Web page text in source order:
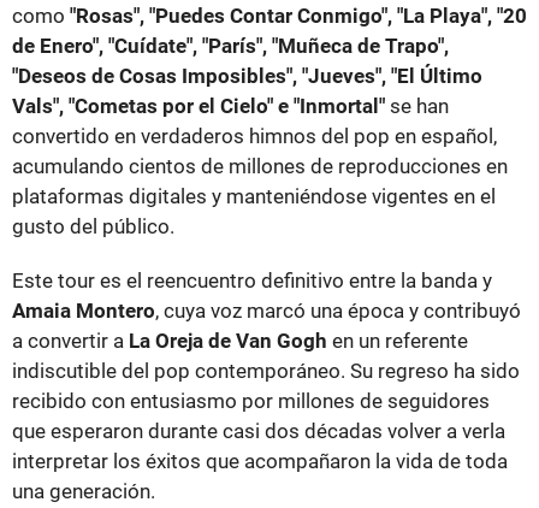
como "Rosas", "Puedes Contar Conmigo", "La Playa", "20
de Enero", "Cuídate", "París", "Muñeca de Trapo",
"Deseos de Cosas Imposibles", "Jueves", "El Último
Vals", "Cometas por el Cielo" e "Inmortal" se han
convertido en verdaderos himnos del pop en español,
acumulando cientos de millones de reproducciones en
plataformas digitales y manteniéndose vigentes en el
gusto del público.
Este tour es el reencuentro definitivo entre la banda y
Amaia Montero, cuya voz marcó una época y contribuyó
a convertir a La Oreja de Van Gogh en un referente
indiscutible del pop contemporáneo. Su regreso ha sido
recibido con entusiasmo por millones de seguidores
que esperaron durante casi dos décadas volver a verla
interpretar los éxitos que acompañaron la vida de toda
una generación.